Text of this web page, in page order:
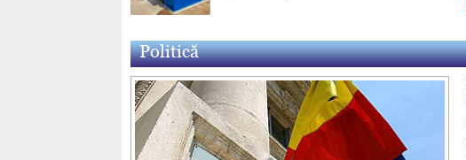
Politică